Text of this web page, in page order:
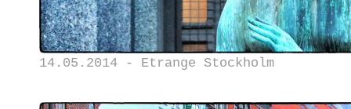
14.05.2014 - Etrange Stockholm